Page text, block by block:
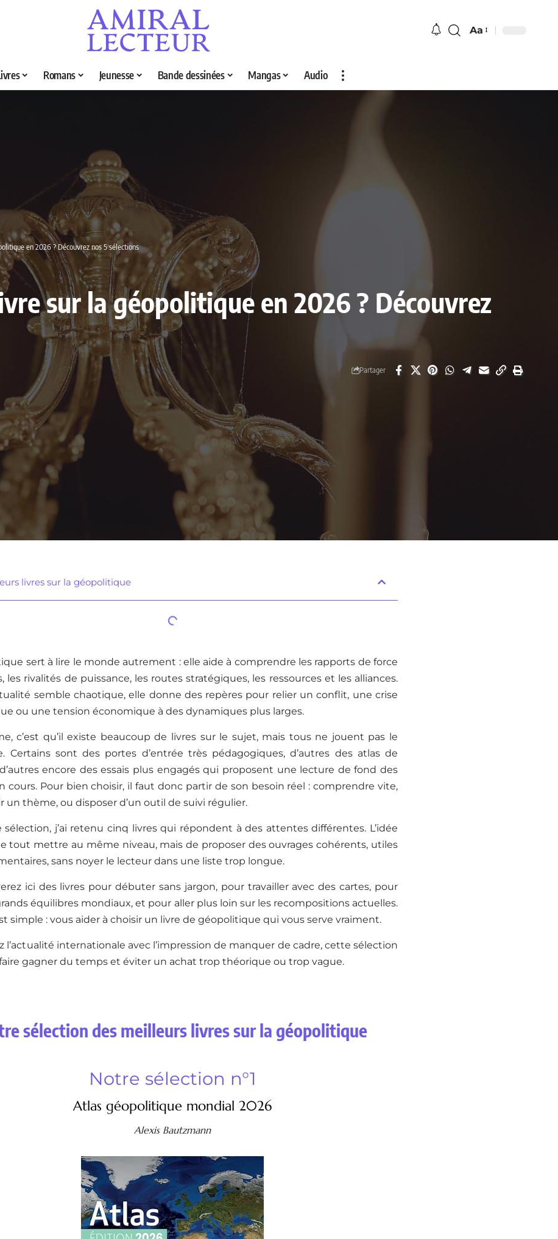
Aa
Romans Jeunesse Bande dessinées Mangas Audio
en 2026 ? Découvrez nos 5 sélections
sur la géopolitique en 2026 ? Découvrez
Partager
livres sur la géopolitique
sert à lire le monde autrement : elle aide à comprendre les rapports de force
les rivalités de puissance, les routes stratégiques, les ressources et les alliances.
semble chaotique, elle donne des repères pour relier un conflit, une crise
ou une tension économique à des dynamiques plus larges.
c’est qu’il existe beaucoup de livres sur le sujet, mais tous ne jouent pas le
Certains sont des portes d’entrée très pédagogiques, d’autres des atlas de
encore des essais plus engagés qui proposent une lecture de fond des
cours. Pour bien choisir, il faut donc partir de son besoin réel : comprendre vite,
un thème, ou disposer d’un outil de suivi régulier.
sélection, j’ai retenu cinq livres qui répondent à des attentes différentes. L’idée
tout mettre au même niveau, mais de proposer des ouvrages cohérents, utiles
sans noyer le lecteur dans une liste trop longue.
ici des livres pour débuter sans jargon, pour travailler avec des cartes, pour
équilibres mondiaux, et pour aller plus loin sur les recompositions actuelles.
simple : vous aider à choisir un livre de géopolitique qui vous serve vraiment.
l’actualité internationale avec l’impression de manquer de cadre, cette sélection
gagner du temps et éviter un achat trop théorique ou trop vague.
sélection des meilleurs livres sur la géopolitique
Notre sélection n°1
Atlas géopolitique mondial 2026
Alexis Bautzmann